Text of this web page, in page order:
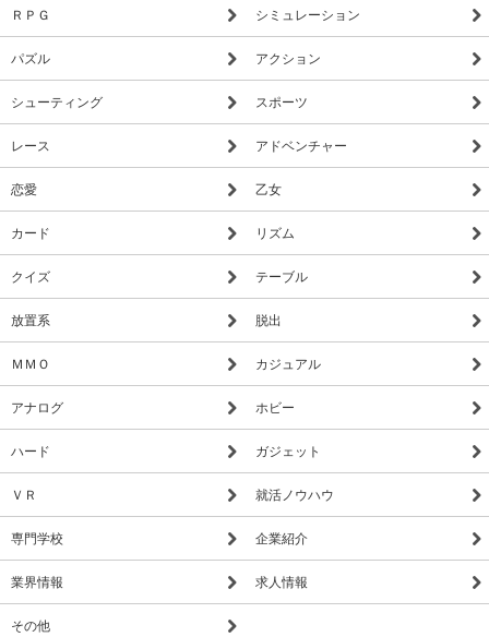
ＲＰＧ シミュレーション
パズル アクション
シューティング スポーツ
レース アドベンチャー
恋愛 乙女
カード リズム
クイズ テーブル
放置系 脱出
ＭＭＯ カジュアル
アナログ ホビー
ハード ガジェット
ＶＲ 就活ノウハウ
専門学校 企業紹介
業界情報 求人情報
その他